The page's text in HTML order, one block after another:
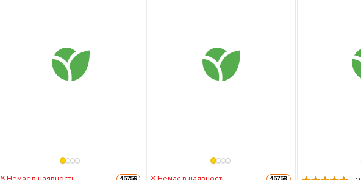
45756 45758